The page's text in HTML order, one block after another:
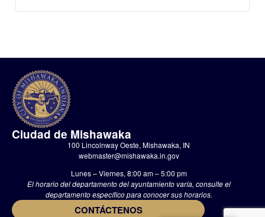
Ciudad de Mishawaka
100 Lincolnway Oeste, Mishawaka, IN
webmaster@mishawaka.in.gov
Lunes – Viernes, 8:00 am – 5:00 pm
El horario del departamento del ayuntamiento varía, consulte el
departamento específico para conocer sus horarios.
CONTÁCTENOS